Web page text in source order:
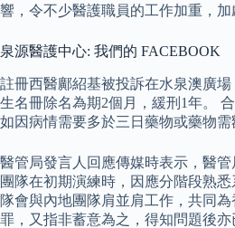
響，令不少醫護職員的工作加重，
泉源醫護中心: 我們的 FACEBOOK
註冊西醫鄺紹基被投訴在水泉澳廣
生名冊除名為期2個月，緩刑1年。
如因病情需要多於三日藥物或藥物
醫管局發言人回應傳媒時表示，醫
團隊在初期演練時，因應分階段熟
隊會與內地團隊肩並肩工作，共同
罪，又指非蓄意為之，得知問題後亦